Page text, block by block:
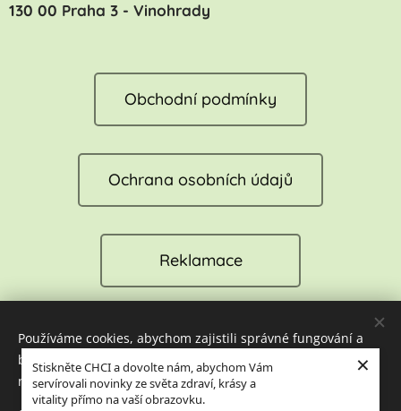
Stiskněte CHCI a dovolte nám, abychom Vám
servírovali novinky ze světa zdraví, krásy a
vitality přímo na vaší obrazovku.
×
130 00 Praha 3 - Vinohrady
Obchodní podmínky
Ochrana osobních údajů
Reklamace
Cookies
Jazyky
Čeština
Používáme cookies, abychom zajistili správné fungování a
bezpečnost našich stránek. Tím vám můžeme zajistit tu
nejlepší zkušenost při jejich návštěvě.